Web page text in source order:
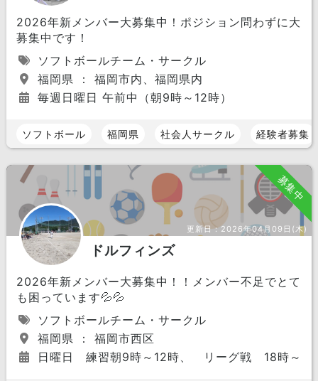
2026年新メンバー大募集中！ポジション問わずに大
募集中です！
ソフトボールチーム・サークル
福岡県 ： 福岡市内、福岡県内
毎週日曜日 午前中（朝9時～12時）
ソフトボール 福岡県 社会人サークル 経験者募集
募集中
更新日：2026年04月09日(木)
ドルフィンズ
2026年新メンバー大募集中！！メンバー不足でとて
も困っています💦💦
ソフトボールチーム・サークル
福岡県 ： 福岡市西区
日曜日 練習朝9時～12時、 リーグ戦 18時～19